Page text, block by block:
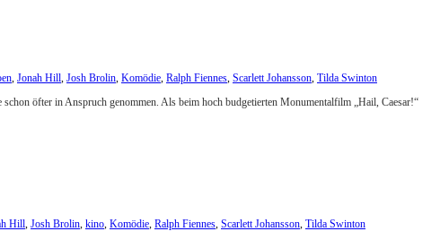
, Jonah Hill, Josh Brolin, Komödie, Ralph Fiennes, Scarlett Johansson, Tilda Swinton
öfter in Anspruch genommen. Als beim hoch budgetierten Monumentalfilm „Hail, Caesar!“
Hill Josh Brolin kino Komödie Ralph Fiennes Scarlett Johansson Tilda Swinton